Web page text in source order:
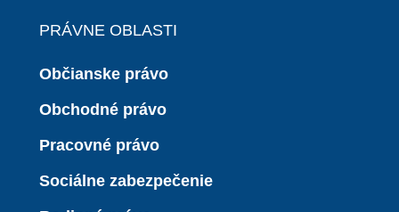
PRÁVNE OBLASTI
Občianske právo
Obchodné právo
Pracovné právo
Sociálne zabezpečenie